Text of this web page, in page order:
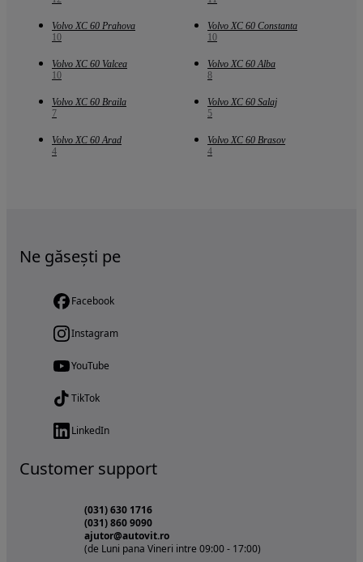
Volvo XC 60 Prahova
10
Volvo XC 60 Constanta
10
Volvo XC 60 Valcea
10
Volvo XC 60 Alba
8
Volvo XC 60 Braila
7
Volvo XC 60 Salaj
5
Volvo XC 60 Arad
4
Volvo XC 60 Brasov
4
Ne găsești pe
Facebook
Instagram
YouTube
TikTok
LinkedIn
Customer support
(031) 630 1716
(031) 860 9090
ajutor@autovit.ro
(de Luni pana Vineri intre 09:00 - 17:00)